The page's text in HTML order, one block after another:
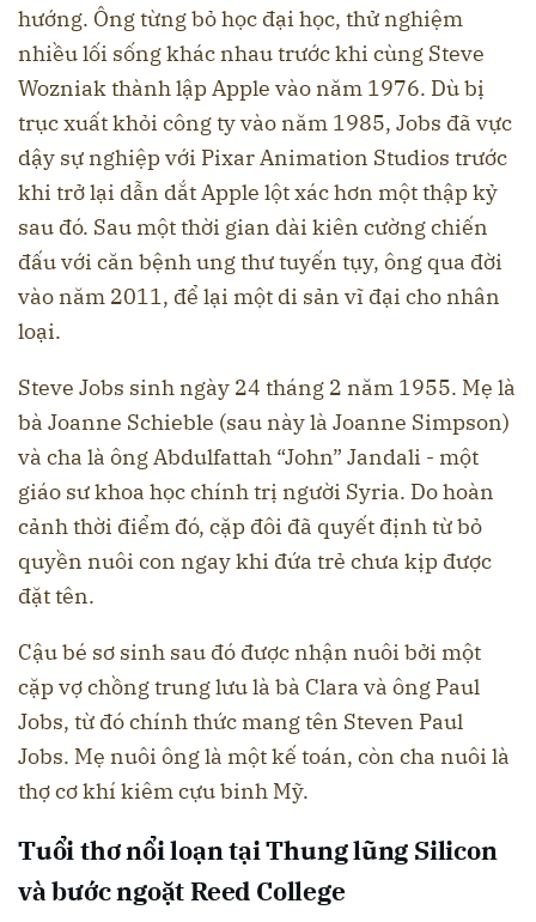
hướng. Ông từng bỏ học đại học, thử nghiệm
nhiều lối sống khác nhau trước khi cùng Steve
Wozniak thành lập Apple vào năm 1976. Dù bị
trục xuất khỏi công ty vào năm 1985, Jobs đã vực
dậy sự nghiệp với Pixar Animation Studios trước
khi trở lại dẫn dắt Apple lột xác hơn một thập kỷ
sau đó. Sau một thời gian dài kiên cường chiến
đấu với căn bệnh ung thư tuyến tụy, ông qua đời
vào năm 2011, để lại một di sản vĩ đại cho nhân
loại.
Steve Jobs sinh ngày 24 tháng 2 năm 1955. Mẹ là
bà Joanne Schieble (sau này là Joanne Simpson)
và cha là ông Abdulfattah “John” Jandali - một
giáo sư khoa học chính trị người Syria. Do hoàn
cảnh thời điểm đó, cặp đôi đã quyết định từ bỏ
quyền nuôi con ngay khi đứa trẻ chưa kịp được
đặt tên.
Cậu bé sơ sinh sau đó được nhận nuôi bởi một
cặp vợ chồng trung lưu là bà Clara và ông Paul
Jobs, từ đó chính thức mang tên Steven Paul
Jobs. Mẹ nuôi ông là một kế toán, còn cha nuôi là
thợ cơ khí kiêm cựu binh Mỹ.
Tuổi thơ nổi loạn tại Thung lũng Silicon
và bước ngoặt Reed College